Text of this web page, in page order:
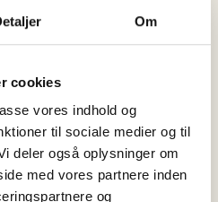
Om
cookies
vores indhold og
til sociale medier og til
deler også oplysninger om
med vores partnere inden
og